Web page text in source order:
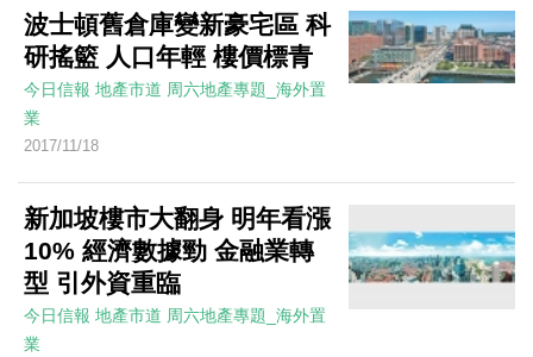
波士頓舊倉庫變新豪宅區 科
研搖籃 人口年輕 樓價標青
今日信報 地產市道 周六地產專題_海外置
業
2017/11/18
新加坡樓市大翻身 明年看漲
10% 經濟數據勁 金融業轉
型 引外資重臨
今日信報 地產市道 周六地產專題_海外置
業